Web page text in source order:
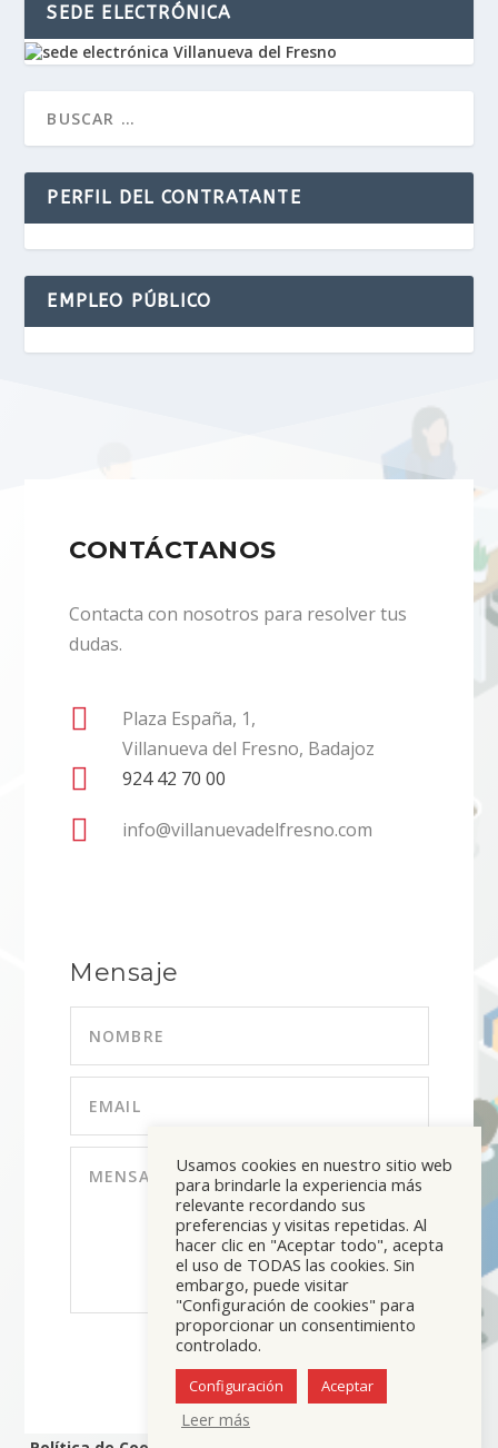
SEDE ELECTRÓNICA
PERFIL DEL CONTRATANTE
EMPLEO PÚBLICO
CONTÁCTANOS
Contacta con nosotros para resolver tus
dudas.

Plaza España, 1,
Villanueva del Fresno, Badajoz
 924 42 70 00
 info@villanuevadelfresno.com
Mensaje
8 + 2=
Usamos cookies en nuestro sitio web
para brindarle la experiencia más
relevante recordando sus
preferencias y visitas repetidas. Al
hacer clic en "Aceptar todo", acepta
el uso de TODAS las cookies. Sin
embargo, puede visitar
"Configuración de cookies" para
proporcionar un consentimiento
controlado.
Configuración Aceptar
Leer más